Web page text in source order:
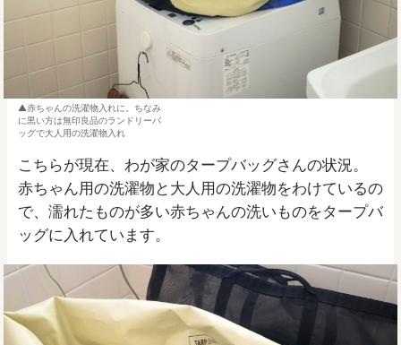
赤ちゃんの洗濯物入れに。ちなみ
に黒い方は無印良品のランドリーバ
ッグで大人用の洗濯物入れ
こちらが現在、わが家のタープバッグさんの状況。
赤ちゃん用の洗濯物と大人用の洗濯物をわけているの
で、濡れたものが多い赤ちゃんの洗いものをタープバ
ッグに入れています。